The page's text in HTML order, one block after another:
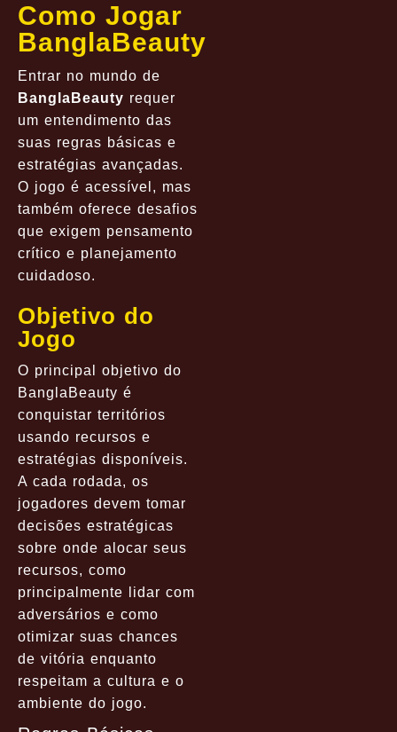
Como Jogar
BanglaBeauty
Entrar no mundo de
BanglaBeauty requer
um entendimento das
suas regras básicas e
estratégias avançadas.
O jogo é acessível, mas
também oferece desafios
que exigem pensamento
crítico e planejamento
cuidadoso.
Objetivo do
Jogo
O principal objetivo do
BanglaBeauty é
conquistar territórios
usando recursos e
estratégias disponíveis.
A cada rodada, os
jogadores devem tomar
decisões estratégicas
sobre onde alocar seus
recursos, como
principalmente lidar com
adversários e como
otimizar suas chances
de vitória enquanto
respeitam a cultura e o
ambiente do jogo.